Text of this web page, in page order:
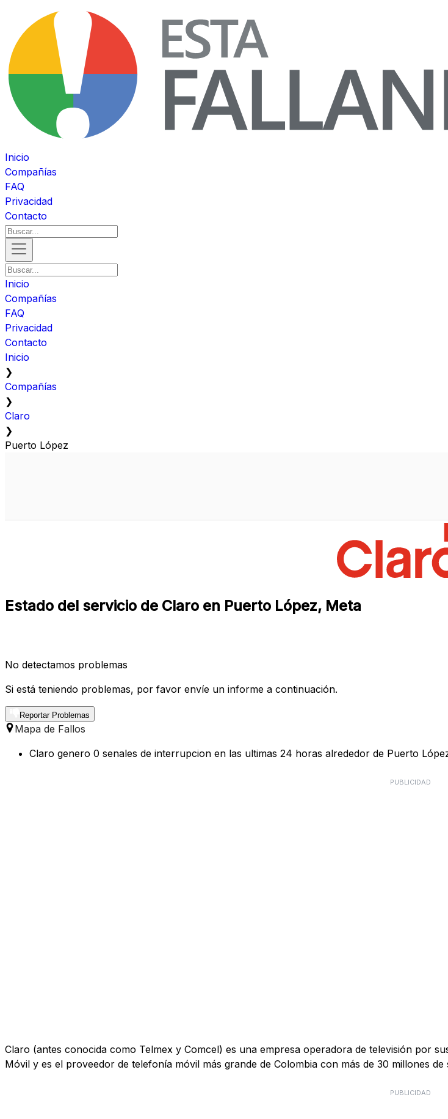
Inicio
Compañías
FAQ
Privacidad
Contacto
Inicio
Compañías
FAQ
Privacidad
Contacto
Inicio
❯
Compañías
❯
Claro
❯
Puerto López
Estado del servicio de Claro en Puerto López, Meta
No detectamos problemas
Si está teniendo problemas, por favor envíe un informe a continuación.
Reportar Problemas
Mapa de Fallos
Claro genero 0 senales de interrupcion en las ultimas 24 horas alrededor de Puerto
PUBLICIDAD
Claro (antes conocida como Telmex y Comcel) es una empresa operadora de televisión por
Móvil y es el proveedor de telefonía móvil más grande de Colombia con más de 30 millones de
PUBLICIDAD